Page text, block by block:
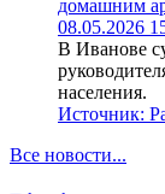
домашним
08.05.2026
В Иванове
населения.
Источник:
Все новости...